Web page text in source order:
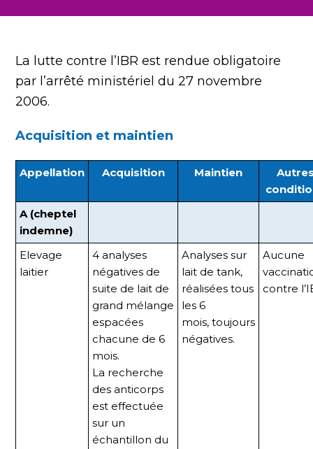
La lutte contre l’IBR est rendue obligatoire
par l’arrêté ministériel du 27 novembre
2006.
Acquisition et maintien
Appellation Acquisition Maintien
A (cheptel
indemne)
Elevage
laitier
4 analyses
négatives de
suite de lait de
grand mélange
espacées
chacune de 6
mois.
La recherche
des anticorps
est effectuée
sur un
échantillon du
Analyses sur
lait de tank,
réalisées tous
les 6
mois, toujours
négatives.
Aucune
contre